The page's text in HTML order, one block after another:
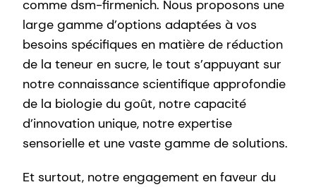
comme dsm-firmenich. Nous proposons une
large gamme d’options adaptées à vos
besoins spécifiques en matière de réduction
de la teneur en sucre, le tout s’appuyant sur
notre connaissance scientifique approfondie
de la biologie du goût, notre capacité
d’innovation unique, notre expertise
sensorielle et une vaste gamme de solutions.
Et surtout, notre engagement en faveur du